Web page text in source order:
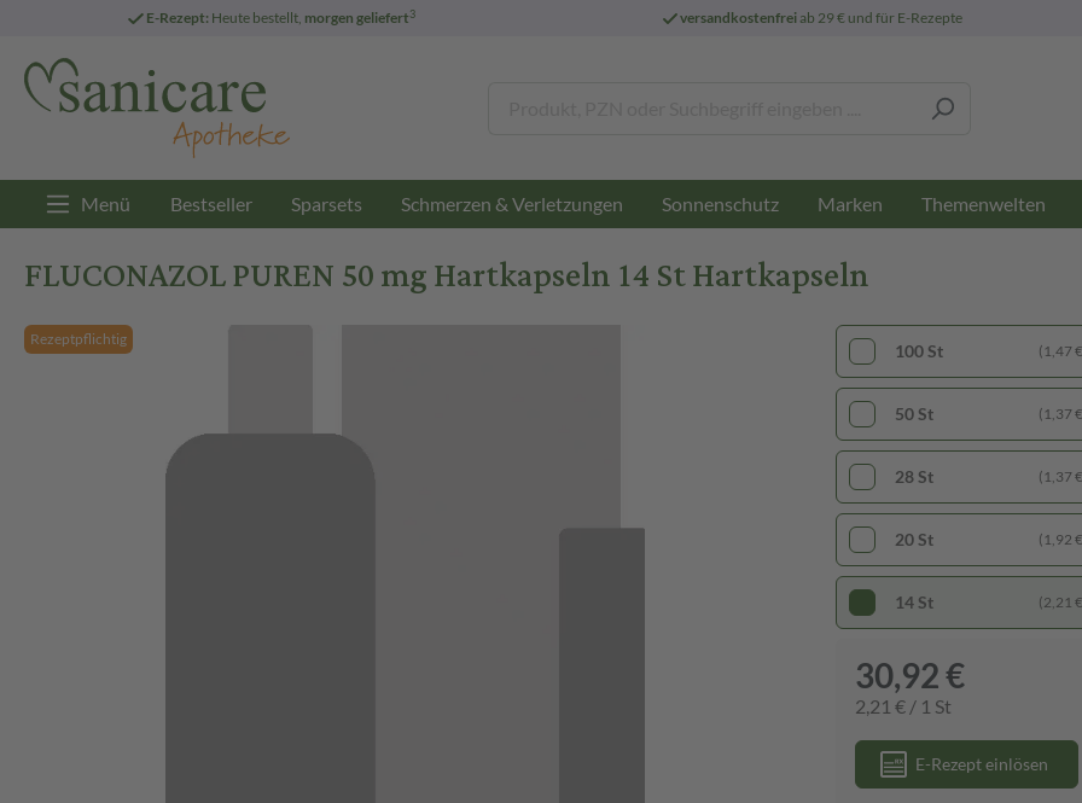
E-Rezept: Heute bestellt, morgen geliefert3 versandkostenfreiab 29 € und für E-Rezepte
Menü Bestseller Sparsets Schmerzen & Verletzungen Sonnenschutz Marken Themenwelten
FLUCONAZOL PUREN 50 mg Hartkapseln 14 St Hartkapseln
Rezeptpflichtig
100 St (1,47
50 St (1,37
28 St (1,37
20 St (1,92
14 St (2,21
30,92 €
2,21 € / 1 St
E-Rezept einlösen